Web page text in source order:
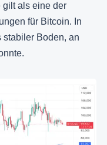
gilt als eine der
für Bitcoin. In
stabiler Boden, an